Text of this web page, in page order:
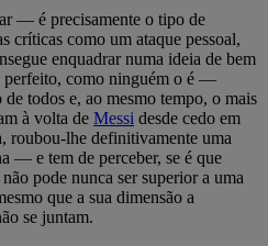
— é precisamente o tipo de
críticas como um ataque pessoal,
enquadrar numa ideia de bem
perfeito, como ninguém o é —
todos e, ao mesmo tempo, o mais
à volta de Messi desde cedo em
roubou-lhe definitivamente uma
— e tem de perceber, se é que
pode nunca ser superior a uma
que a sua dimensão a
se juntam.